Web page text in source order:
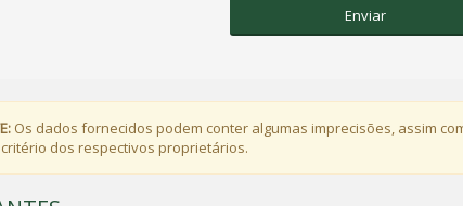
Enviar
Os dados fornecidos podem conter algumas imprecisões, assim
dos respectivos proprietários.